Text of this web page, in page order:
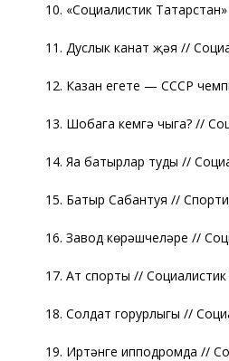
10. «Социалистик
11. Дуслык канат җәя //
12. Казан егете — СССР
13. Шобага кемгә чыга? //
14. Яңа батырлар туды //
15. Батыр Сабантуя //
16. Завод көрәшчеләре //
17. Ат спорты //
18. Солдат горурлыгы //
19. Иртәнге ипподромда //